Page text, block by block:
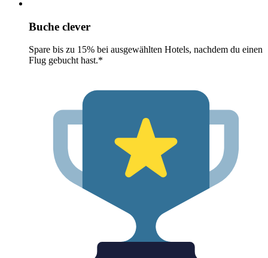
Buche clever
Spare bis zu 15% bei ausgewählten Hotels, nachdem du einen
Flug gebucht hast.*